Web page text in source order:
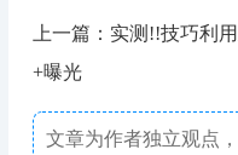
上一篇：实测!!技巧利
+曝光
文章为作者独立观点